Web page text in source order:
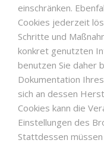
einschränken.
Cookies jederzeit
Schritte und
konkret genutzten
benutzen Sie daher
Dokumentation
sich an dessen
Cookies kann die
Einstellungen des
Stattdessen